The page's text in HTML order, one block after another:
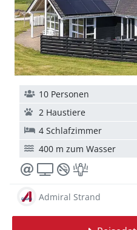
10 Personen
2 Haustiere
4 Schlafzimmer
400 m zum Wasser
Admiral Strand